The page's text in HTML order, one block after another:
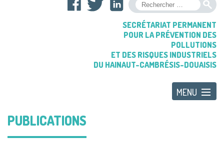
SECRÉTARIAT PERMANENT
POUR LA PRÉVENTION DES
POLLUTIONS
ET DES RISQUES INDUSTRIELS
DU HAINAUT-CAMBRÉSIS-DOUAISIS
PUBLICATIONS